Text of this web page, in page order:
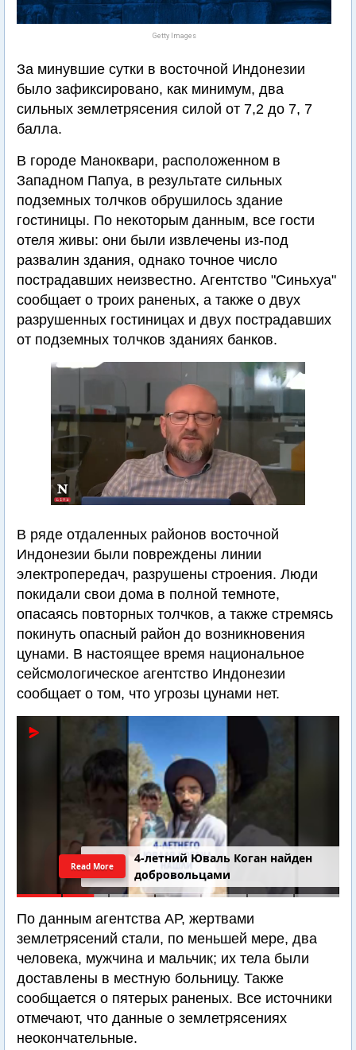
Getty Images
За минувшие сутки в восточной Индонезии
было зафиксировано, как минимум, два
сильных землетрясения силой от 7,2 до 7, 7
балла.
В городе Маноквари, расположенном в
Западном Папуа, в результате сильных
подземных толчков обрушилось здание
гостиницы. По некоторым данным, все гости
отеля живы: они были извлечены из-под
развалин здания, однако точное число
пострадавших неизвестно. Агентство "Синьхуа"
сообщает о троих раненых, а также о двух
разрушенных гостиницах и двух пострадавших
от подземных толчков зданиях банков.
В ряде отдаленных районов восточной
Индонезии были повреждены линии
электропередач, разрушены строения. Люди
покидали свои дома в полной темноте,
опасаясь повторных толчков, а также стремясь
покинуть опасный район до возникновения
цунами. В настоящее время национальное
сейсмологическое агентство Индонезии
сообщает о том, что угрозы цунами нет.
4-летний Юваль Коган найден
добровольцами
Read More
По данным агентства АР, жертвами
землетрясений стали, по меньшей мере, два
человека, мужчина и мальчик; их тела были
доставлены в местную больницу. Также
сообщается о пятерых раненых. Все источники
отмечают, что данные о землетрясениях
неокончательные.